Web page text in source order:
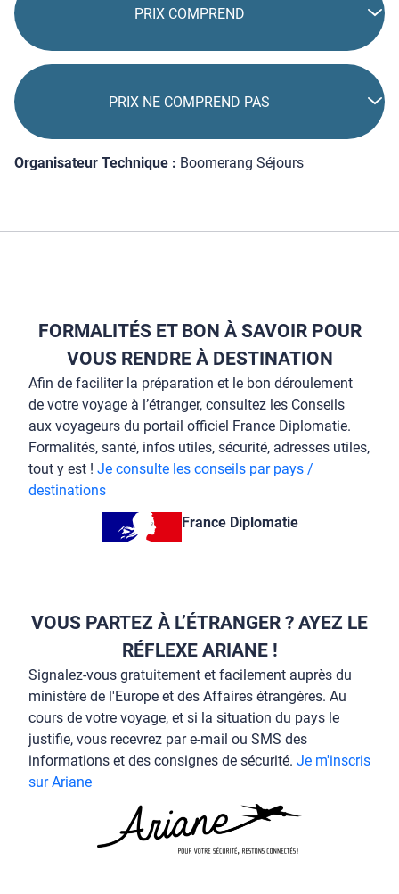
PRIX COMPREND
PRIX NE COMPREND PAS
Organisateur Technique : Boomerang Séjours
FORMALITÉS ET BON À SAVOIR POUR
VOUS RENDRE À DESTINATION
Afin de faciliter la préparation et le bon déroulement
de votre voyage à l’étranger, consultez les Conseils
aux voyageurs du portail officiel France Diplomatie.
Formalités, santé, infos utiles, sécurité, adresses utiles,
tout y est ! Je consulte les conseils par pays /
destinations
France Diplomatie
VOUS PARTEZ À L’ÉTRANGER ? AYEZ LE
RÉFLEXE ARIANE !
Signalez-vous gratuitement et facilement auprès du
ministère de l'Europe et des Affaires étrangères. Au
cours de votre voyage, et si la situation du pays le
justifie, vous recevrez par e-mail ou SMS des
informations et des consignes de sécurité. Je m'inscris
sur Ariane